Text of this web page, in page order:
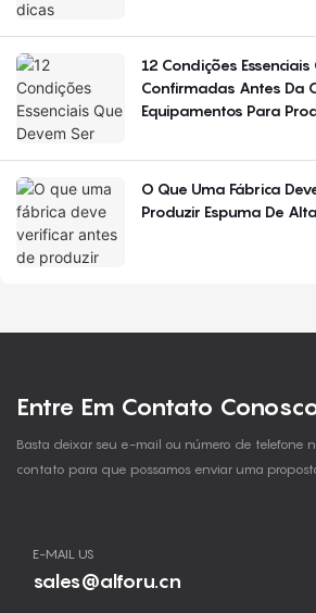
12 Condições
Confirmadas Antes Da
Equipamentos Para
O Que Uma Fábrica
Produzir Espuma De
Entre Em Contato
Basta deixar seu e-mail ou número de telefone
contato para que possamos enviar uma
E-MAIL US
sales@alforu.cn